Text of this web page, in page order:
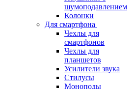
шумоподавлением
Колонки
Для смартфона
Чехлы для
смартфонов
Чехлы для
планшетов
Усилители звука
Стилусы
Моноподы